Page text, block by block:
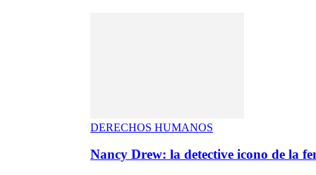
DERECHOS HUMANOS
Nancy Drew: la detective icono de la